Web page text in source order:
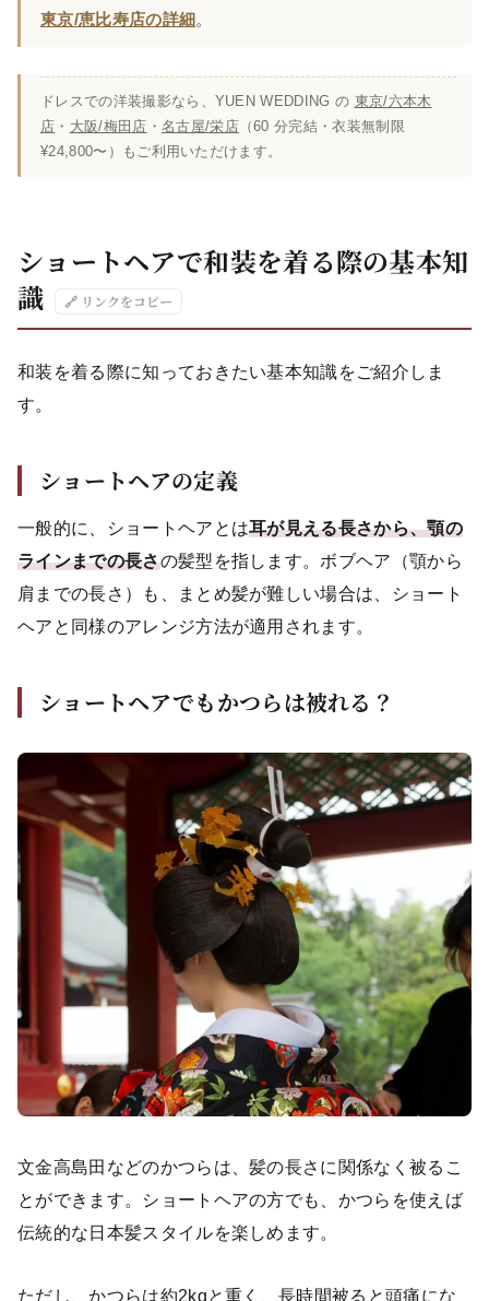
東京/恵比寿店の詳細 。
ドレスでの洋装撮影なら、YUEN WEDDING の 東京/六本木
店 ・ 大阪/梅田店 ・ 名古屋/栄店（60 分完結・衣装無制限
¥24,800〜）もご利用いただけます。
ショートヘアで和装を着る際の基本知
識
🔗 リンクをコピー
和装を着る際に知っておきたい基本知識をご紹介しま
す。
ショートヘアの定義
一般的に、ショートヘアとは耳が見える長さから、顎の
ラインまでの長さの髪型を指します。ボブヘア（顎から
肩までの長さ）も、まとめ髪が難しい場合は、ショート
ヘアと同様のアレンジ方法が適用されます。
ショートヘアでもかつらは被れる？
文金高島田などのかつらは、髪の長さに関係なく被るこ
とができます。ショートヘアの方でも、かつらを使えば
伝統的な日本髪スタイルを楽しめます。
ただし、かつらは約2kgと重く、長時間被ると頭痛にな